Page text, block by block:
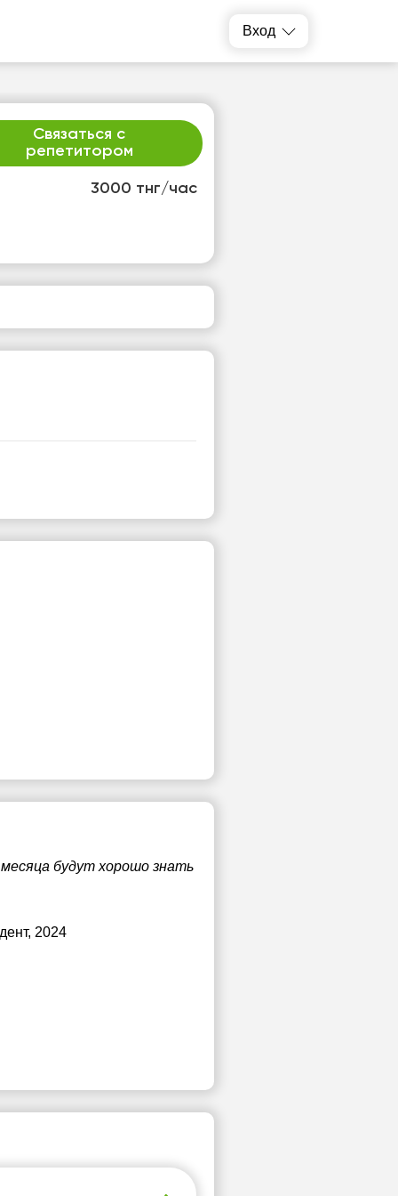
Вход
3000 тнг/час
Связаться с
репетитором
будут хорошо знать
2024
12
свободных